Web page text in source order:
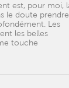
est, pour moi,
le doute
Les
les belles
touche